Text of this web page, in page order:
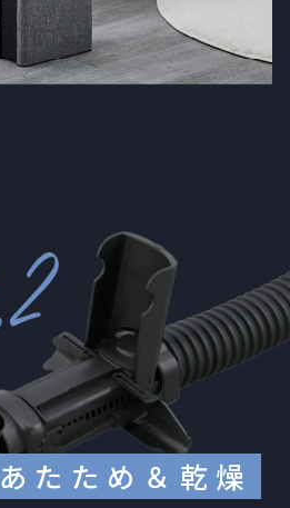
あたため＆乾燥